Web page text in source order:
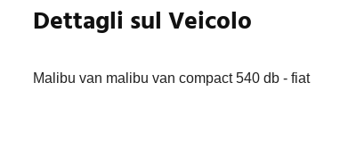
Dettagli sul Veicolo
Malibu van malibu van compact 540 db - fiat